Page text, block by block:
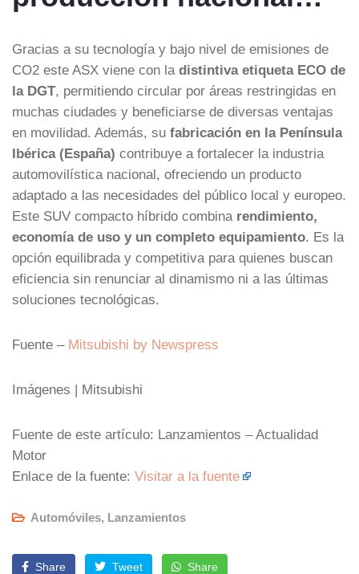
Gracias a su tecnología y bajo nivel de emisiones de
CO2 este ASX viene con la distintiva etiqueta ECO de
la DGT, permitiendo circular por áreas restringidas en
muchas ciudades y beneficiarse de diversas ventajas
en movilidad. Además, su fabricación en la Península
Ibérica (España) contribuye a fortalecer la industria
automovilística nacional, ofreciendo un producto
adaptado a las necesidades del público local y europeo.
Este SUV compacto híbrido combina rendimiento,
economía de uso y un completo equipamiento. Es la
opción equilibrada y competitiva para quienes buscan
eficiencia sin renunciar al dinamismo ni a las últimas
soluciones tecnológicas.
Fuente – Mitsubishi by Newspress
Imágenes | Mitsubishi
Fuente de este artículo: Lanzamientos – Actualidad
Motor
Enlace de la fuente: Visitar a la fuente
Automóviles, Lanzamientos
Share Tweet Share